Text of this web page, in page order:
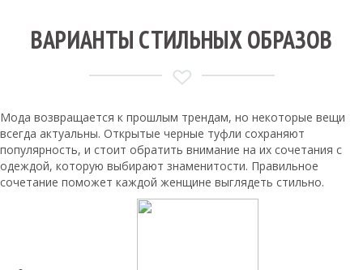
ВАРИАНТЫ СТИЛЬНЫХ ОБРАЗОВ
Мода возвращается к прошлым трендам, но некоторые вещи
всегда актуальны. Открытые черные туфли сохраняют
популярность, и стоит обратить внимание на их сочетания с
одеждой, которую выбирают знаменитости. Правильное
сочетание поможет каждой женщине выглядеть стильно.